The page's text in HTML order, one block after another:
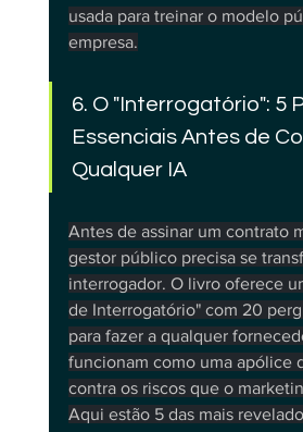
usada para treinar o modelo
empresa.
6. O "Interrogatório": 5
Essenciais Antes de
Qualquer IA
Antes de assinar um contrato
gestor público precisa se
interrogador. O livro oferece
de Interrogatório" com 20
para fazer a qualquer
funcionam como uma apólice
contra os riscos que o
Aqui estão 5 das mais